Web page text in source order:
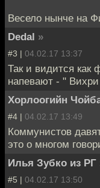
Весело нынче на
Dedal »
#3 | 04.02.17 13:37
Так и видится как
напевают - "
Хорлоогийн
#4 | 04.02.17 13:49
Коммунистов
это о многом
Илья Зубко из РГ
#5 | 04.02.17 13:50